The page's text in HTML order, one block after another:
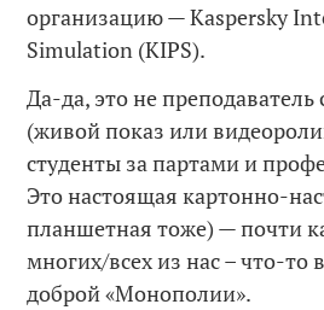
организацию — Kaspersky
Simulation (KIPS).
Да-да, это не
(живой показ или
студенты за партами и
Это настоящая картонно-
планшетная тоже) — почти
многих/всех из нас – что-то
доброй «Монополии».